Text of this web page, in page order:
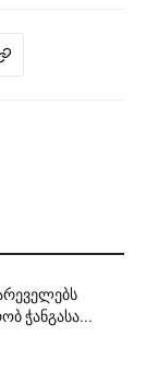
ჭანგასა...